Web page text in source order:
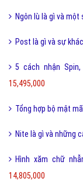
Ngôn lù là gì và
Post là gì và sự
5 cách nhận
15,495,000
Tổng hợp bộ mật
Nite là gì và những
Hình xăm chữ
14,805,000